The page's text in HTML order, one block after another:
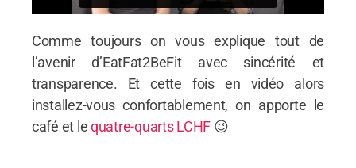
Comme toujours on vous explique tout de
l’avenir d’EatFat2BeFit avec sincérité et
transparence. Et cette fois en vidéo alors
installez-vous confortablement, on apporte le
café et lequatre-quarts LCHF 😉